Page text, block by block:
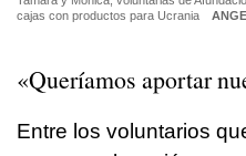
cajas con productos para Ucrania
«Queríamos aportar
Entre los voluntarios